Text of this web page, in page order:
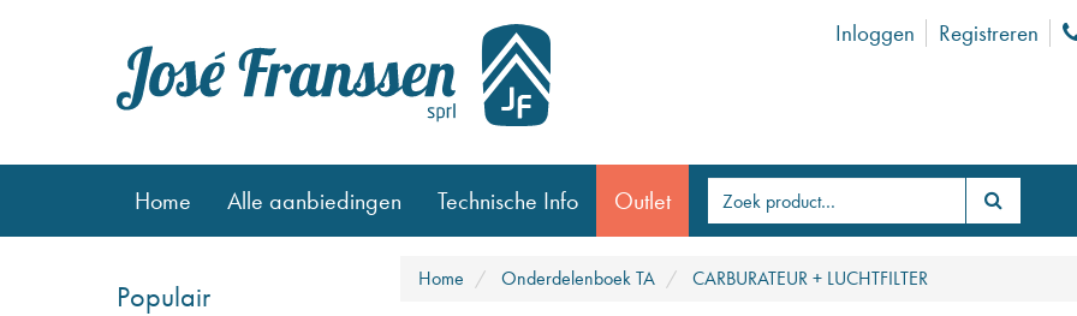
Inloggen Registreren
Home Alle aanbiedingen Technische Info Outlet
Populair Home Onderdelenboek TA CARBURATEUR + LUCHTFILTER